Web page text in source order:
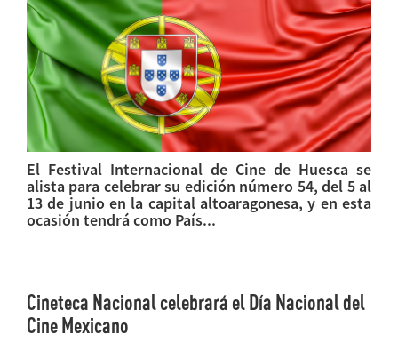
El Festival Internacional de Cine de Huesca se
alista para celebrar su edición número 54, del 5 al
13 de junio en la capital altoaragonesa, y en esta
ocasión tendrá como País...
Cineteca Nacional celebrará el Día Nacional del
Cine Mexicano